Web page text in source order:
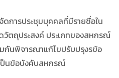
รประชุมบุคคลที่มีรายชื่อใน
ตถุประสงค์ ประเภทของสหกรณ์
กันพิจารณาแก้ไขปรับปรุงรข้อ
ป็นข้อบังคับสหกรณ์